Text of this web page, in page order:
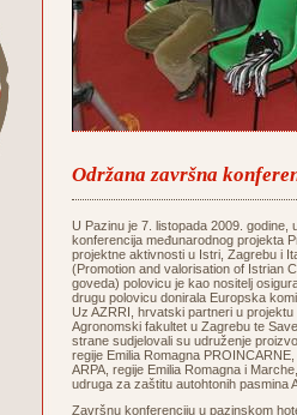
Održana završna
U Pazinu je 7. listopada 2009.
konferencija međunarodnog projekta
projektne aktivnosti u Istri, Zagrebu i
(Promotion and valorisation of Istrian
goveda) polovicu je kao nositelj
drugu polovicu donirala Europska
Uz AZRRI, hrvatski partneri u
Agronomski fakultet u Zagrebu te
strane sudjelovali su udruženje
regije Emilia Romagna
ARPA, regije Emilia Romagna i
udruga za zaštitu autohtonih pasmina
Završnu konferenciju u pazinskom